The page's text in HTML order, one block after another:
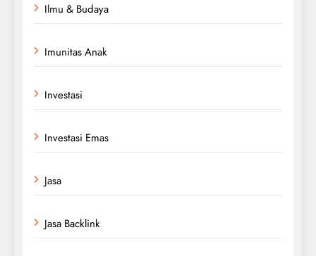
Ilmu & Budaya
Imunitas Anak
Investasi
Investasi Emas
Jasa
Jasa Backlink